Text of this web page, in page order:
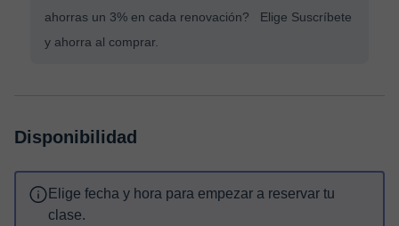
ahorras un 3% en cada renovación? Elige Suscríbete
y ahorra al comprar.
Disponibilidad
Elige fecha y hora para empezar a reservar tu
clase.